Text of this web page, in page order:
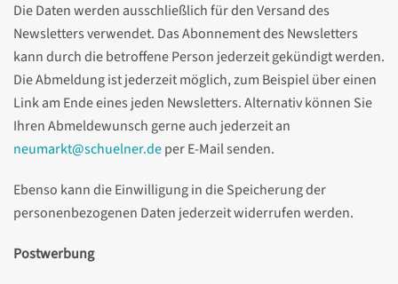
Die Daten werden ausschließlich für den Versand des
Newsletters verwendet. Das Abonnement des Newsletters
kann durch die betroffene Person jederzeit gekündigt werden.
Die Abmeldung ist jederzeit möglich, zum Beispiel über einen
Link am Ende eines jeden Newsletters. Alternativ können Sie
Ihren Abmeldewunsch gerne auch jederzeit an
neumarkt@schuelner.deper E-Mail senden.
Ebenso kann die Einwilligung in die Speicherung der
personenbezogenen Daten jederzeit widerrufen werden.
Postwerbung